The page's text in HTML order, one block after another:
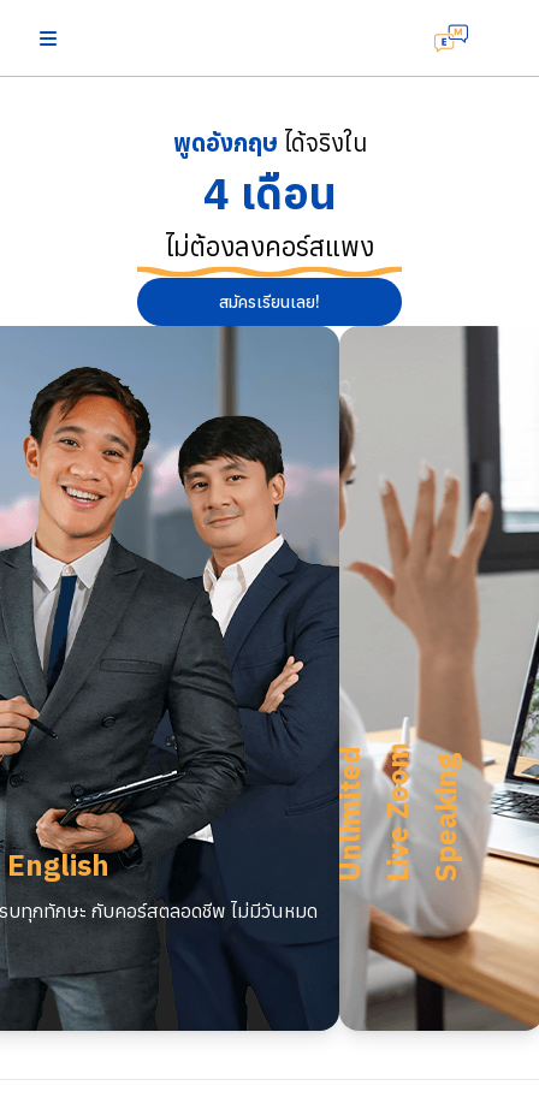
พูดอังกฤษ ได้จริงใน
4 เดือน
ไม่ต้องลงคอร์สแพง
สมัครเรียนเลย!
บทุกทักษะ กับคอร์สตลอดชีพ ไม่มีวันหมด
U
n
l
i
m
i
t
e
d
L
i
v
e
Z
o
om
S
p
e
a
k
i
n g